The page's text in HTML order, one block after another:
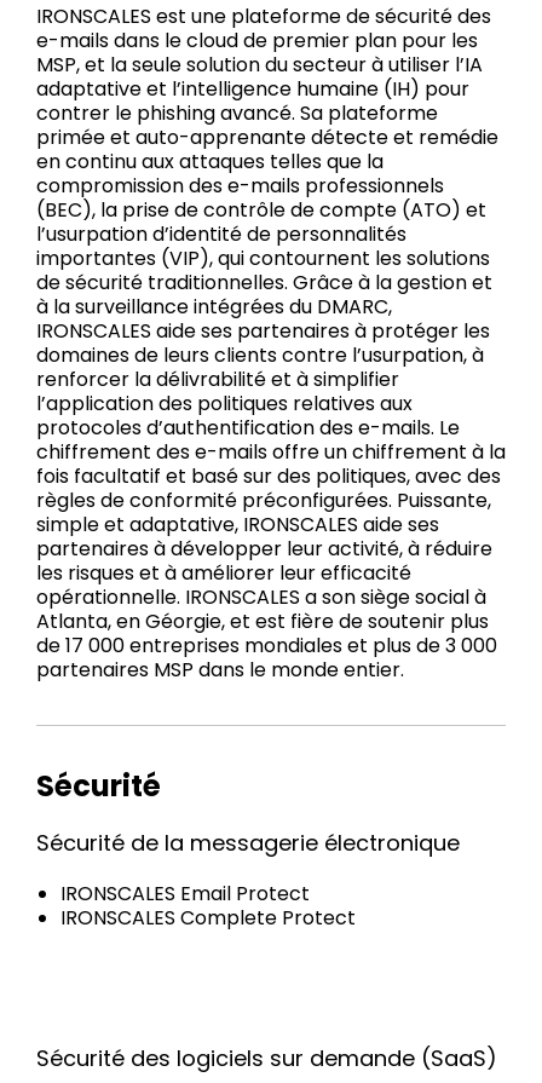
IRONSCALES est une plateforme de sécurité des
e-mails dans le cloud de premier plan pour les
MSP, et la seule solution du secteur à utiliser l’IA
adaptative et l’intelligence humaine (IH) pour
contrer le phishing avancé. Sa plateforme
primée et auto-apprenante détecte et remédie
en continu aux attaques telles que la
compromission des e-mails professionnels
(BEC), la prise de contrôle de compte (ATO) et
l’usurpation d’identité de personnalités
importantes (VIP), qui contournent les solutions
de sécurité traditionnelles. Grâce à la gestion et
à la surveillance intégrées du DMARC,
IRONSCALES aide ses partenaires à protéger les
domaines de leurs clients contre l’usurpation, à
renforcer la délivrabilité et à simplifier
l’application des politiques relatives aux
protocoles d’authentification des e-mails. Le
chiffrement des e-mails offre un chiffrement à la
fois facultatif et basé sur des politiques, avec des
règles de conformité préconfigurées. Puissante,
simple et adaptative, IRONSCALES aide ses
partenaires à développer leur activité, à réduire
les risques et à améliorer leur efficacité
opérationnelle. IRONSCALES a son siège social à
Atlanta, en Géorgie, et est fière de soutenir plus
de 17 000 entreprises mondiales et plus de 3 000
partenaires MSP dans le monde entier.
Sécurité
Sécurité de la messagerie électronique
IRONSCALES Email Protect
IRONSCALES Complete Protect
Sécurité des logiciels sur demande (SaaS)